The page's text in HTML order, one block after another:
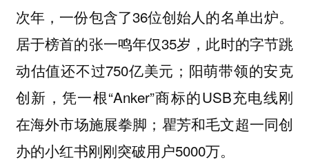
次年，一份包含了36位创始人的名单出炉。
居于榜首的张一鸣年仅35岁，此时的字节跳
动估值还不过750亿美元；阳萌带领的安克
创新，凭一根“Anker”商标的USB充电线刚
在海外市场施展拳脚；瞿芳和毛文超一同创
办的小红书刚刚突破用户5000万。